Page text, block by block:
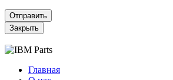
Отправить
Закрыть
Главная